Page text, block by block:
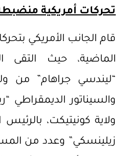
تحركات أمريكية
قام الجانب الأمريكي
الماضية، حيث التقى
“ليندسي جراهام” من
والسيناتور الديمقراطي
ولاية كونيتيكت، بالرئيس
زيلينسكي” وعدد من